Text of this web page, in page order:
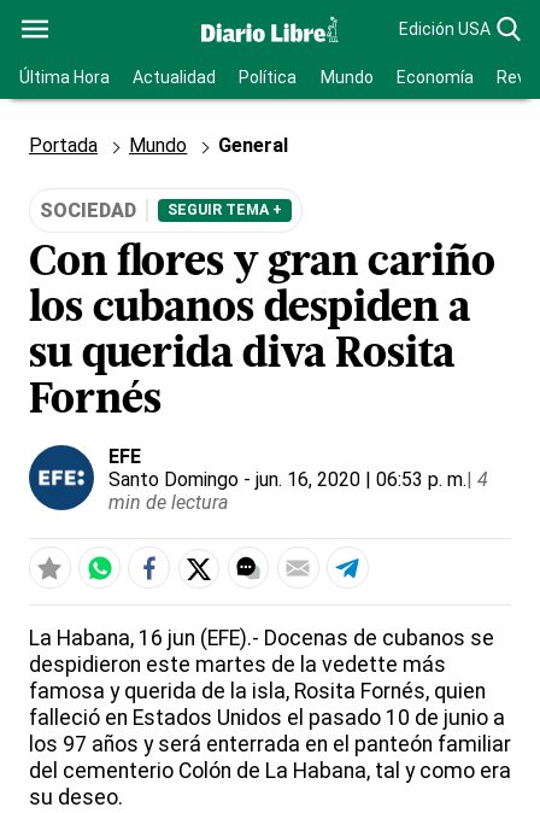
Edición USA
Última Hora Actualidad Política Mundo Economía
Portada Mundo General
SOCIEDAD SEGUIR TEMA +
Con flores y gran cariño
los cubanos despiden a
su querida diva Rosita
Fornés
EFE
Santo Domingo - jun. 16, 2020 | 06:53 p. m.| 4
min de lectura
La Habana, 16 jun (EFE).- Docenas de cubanos se
despidieron este martes de la vedette más
famosa y querida de la isla, Rosita Fornés, quien
falleció en Estados Unidos el pasado 10 de junio a
los 97 años y será enterrada en el panteón familiar
del cementerio Colón de La Habana, tal y como era
su deseo.